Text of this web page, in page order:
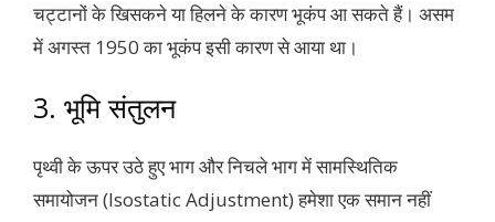
चट्टानों के खिसकने या हिलने के कारण भूकंप आ सकते हैं। असम
में अगस्त 1950 का भूकंप इसी कारण से आया था।
3. भूमि संतुलन
पृथ्वी के ऊपर उठे हुए भाग और निचले भाग में सामस्थितिक
समायोजन (Isostatic Adjustment) हमेशा एक समान नहीं